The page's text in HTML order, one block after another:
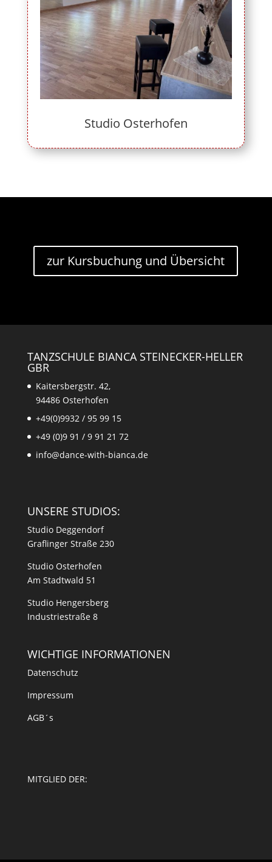
Studio Osterhofen
zur Kursbuchung und Übersicht
TANZSCHULE BIANCA STEINECKER-HELLER
GBR
Kaitersbergstr. 42,
94486 Osterhofen
+49(0)9932 / 95 99 15
+49 (0)9 91 / 9 91 21 72
info@dance-with-bianca.de
UNSERE STUDIOS:
Studio Deggendorf
Graflinger Straße 230
Studio Osterhofen
Am Stadtwald 51
Studio Hengersberg
Industriestraße 8
WICHTIGE INFORMATIONEN
Datenschutz
Impressum
AGB´s
MITGLIED DER: